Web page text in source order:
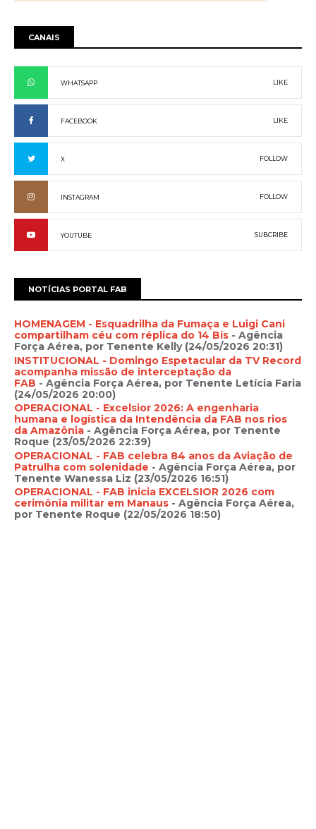
CANAIS
WHATSAPP LIKE
FACEBOOK LIKE
X FOLLOW
INSTAGRAM FOLLOW
YOUTUBE SUBCRIBE
NOTÍCIAS PORTAL FAB
HOMENAGEM - Esquadrilha da Fumaça e Luigi Cani
compartilham céu com réplica do 14 Bis - Agência
Força Aérea, por Tenente Kelly (24/05/2026 20:31)
INSTITUCIONAL - Domingo Espetacular da TV Record
acompanha missão de interceptação da
FAB - Agência Força Aérea, por Tenente Letícia Faria
(24/05/2026 20:00)
OPERACIONAL - Excelsior 2026: A engenharia
humana e logística da Intendência da FAB nos rios
da Amazônia - Agência Força Aérea, por Tenente
Roque (23/05/2026 22:39)
OPERACIONAL - FAB celebra 84 anos da Aviação de
Patrulha com solenidade - Agência Força Aérea, por
Tenente Wanessa Liz (23/05/2026 16:51)
OPERACIONAL - FAB inicia EXCELSIOR 2026 com
cerimônia militar em Manaus - Agência Força Aérea,
por Tenente Roque (22/05/2026 18:50)